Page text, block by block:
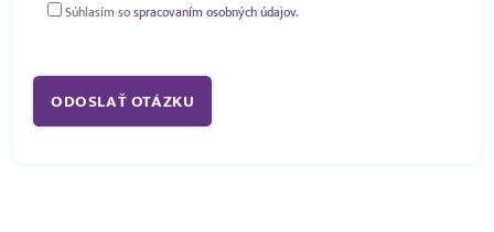
Súhlasím sospracovaním osobných údajov.